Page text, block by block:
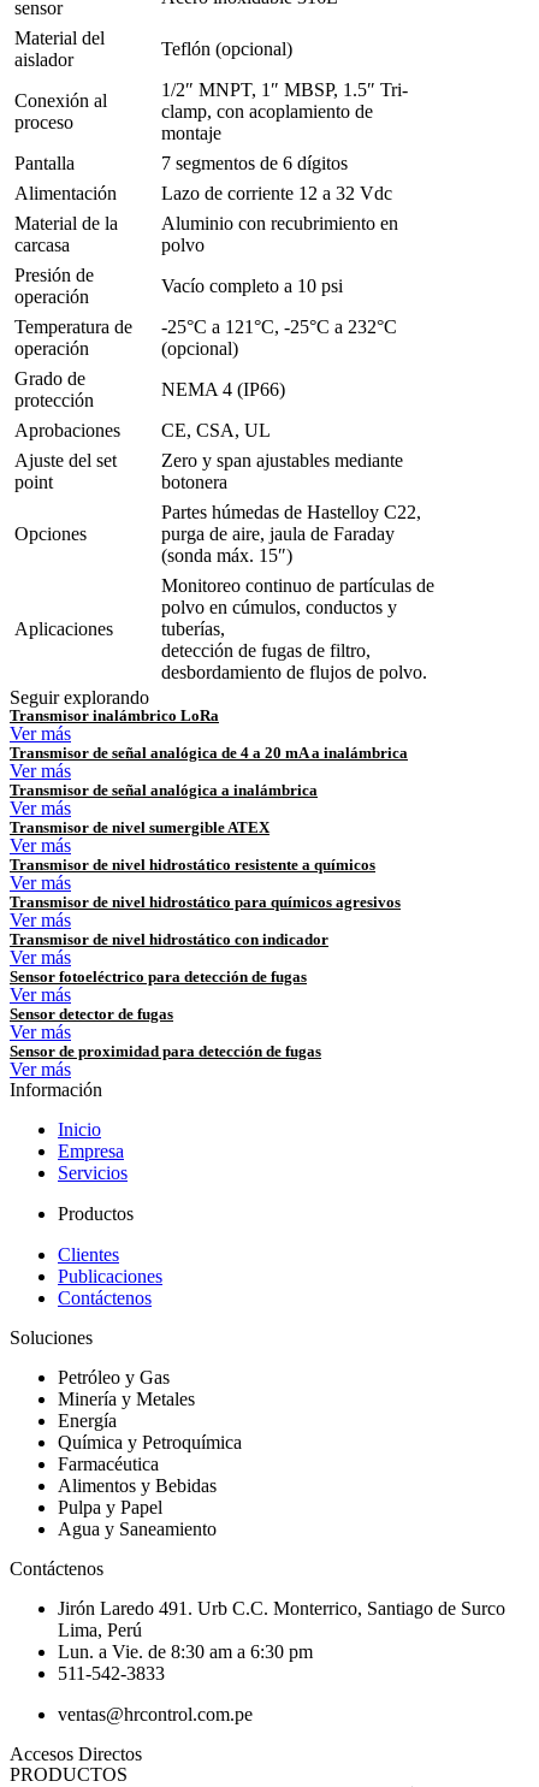
sensor
Material del
aislador
Teflón (opcional)
Conexión al
proceso
1/2″ MNPT, 1″ MBSP, 1.5″ Tri-
clamp, con acoplamiento de
montaje
Pantalla
7 segmentos de 6 dígitos
Alimentación
Lazo de corriente 12 a 32 Vdc
Material de la
carcasa
Aluminio con recubrimiento en
polvo
Presión de
operación
Vacío completo a 10 psi
Temperatura de
operación
-25°C a 121°C, -25°C a 232°C
(opcional)
Grado de
protección
NEMA 4 (IP66)
Aprobaciones
CE, CSA, UL
Ajuste del set
point
Zero y span ajustables mediante
botonera
Opciones
Partes húmedas de Hastelloy C22,
purga de aire, jaula de Faraday
(sonda máx. 15″)
Aplicaciones
Monitoreo continuo de partículas de
polvo en cúmulos, conductos y
tuberías,
detección de fugas de filtro,
desbordamiento de flujos de polvo.
Seguir explorando
Transmisor inalámbrico LoRa
Ver más
Transmisor de señal analógica de 4 a 20 mA a inalámbrica
Ver más
Transmisor de señal analógica a inalámbrica
Ver más
Transmisor de nivel sumergible ATEX
Ver más
Transmisor de nivel hidrostático resistente a químicos
Ver más
Transmisor de nivel hidrostático para químicos agresivos
Ver más
Transmisor de nivel hidrostático con indicador
Ver más
Sensor fotoeléctrico para detección de fugas
Ver más
Sensor detector de fugas
Ver más
Sensor de proximidad para detección de fugas
Ver más
Información
Inicio
Empresa
Servicios
Productos
Clientes
Publicaciones
Contáctenos
Soluciones
Petróleo y Gas
Minería y Metales
Energía
Química y Petroquímica
Farmacéutica
Alimentos y Bebidas
Pulpa y Papel
Agua y Saneamiento
Contáctenos
Jirón Laredo 491. Urb C.C. Monterrico, Santiago de Surco
Lima, Perú
Lun. a Vie. de 8:30 am a 6:30 pm
511-542-3833
ventas@hrcontrol.com.pe
Accesos Directos
PRODUCTOS